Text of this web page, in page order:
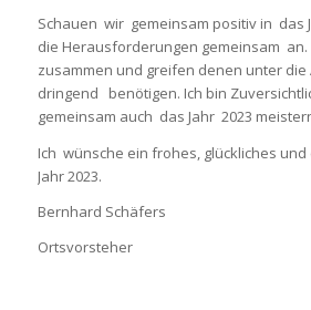
Schauen wir gemeinsam positiv in das
die Herausforderungen gemeinsam
zusammen und greifen denen unter die
dringend benötigen. Ich bin
gemeinsam auch das Jahr 2023
Ich wünsche ein frohes, glückliches
Jahr 2023.
Bernhard Schäfers
Ortsvorsteher